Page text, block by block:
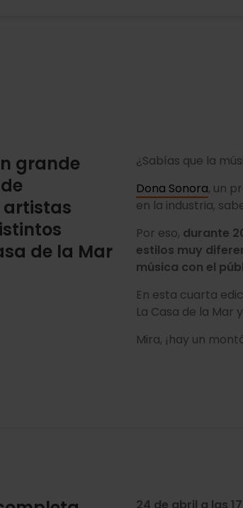
grande
artistas
de la Mar
¿Sabías que la
Dona Sonora, un
en la industria,
Por eso, durante
estilos muy
música con el
En esta cuarta
La Casa de la Mar
Mira, ¡hay un